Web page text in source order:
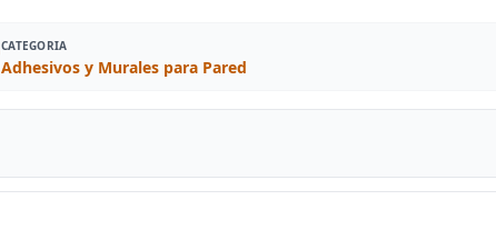
CATEGORIA
Adhesivos y Murales para Pared